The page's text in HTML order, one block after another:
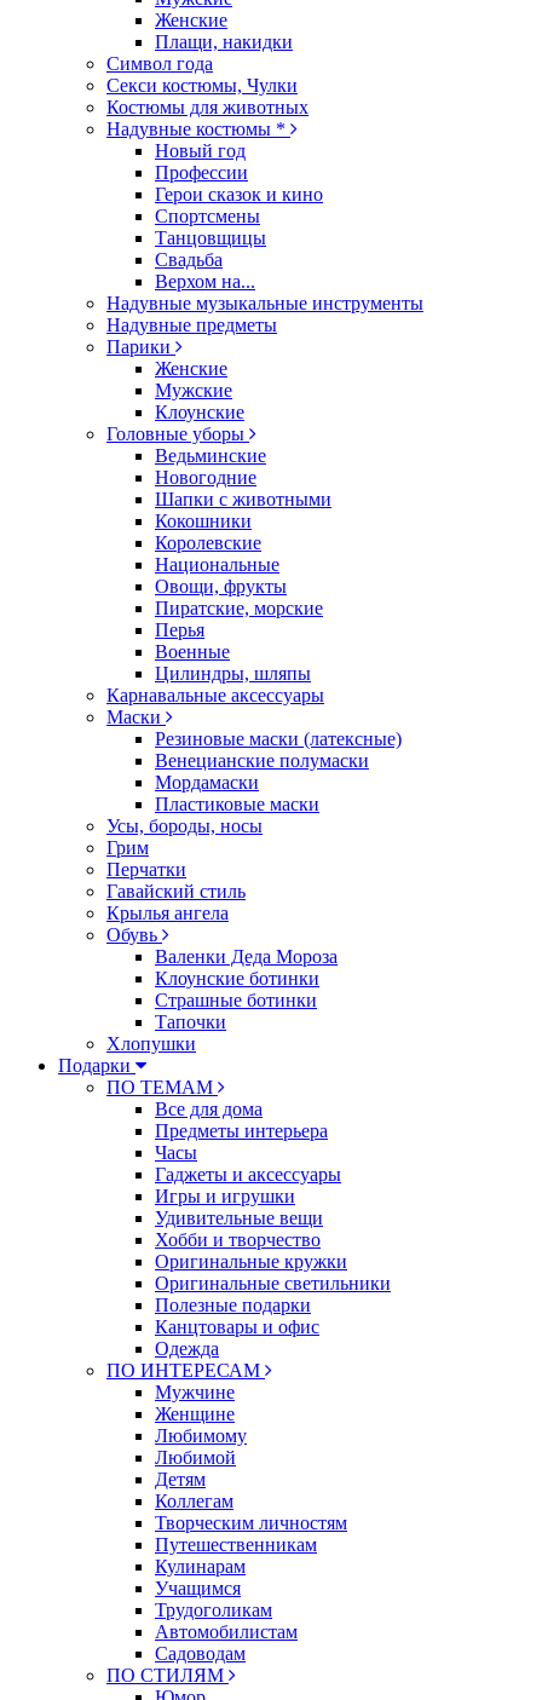
Женские
Плащи, накидки
Символ года
Секси костюмы, Чулки
Костюмы для животных
Надувные костюмы *
Новый год
Профессии
Герои сказок и кино
Спортсмены
Танцовщицы
Свадьба
Верхом на...
Надувные музыкальные инструменты
Надувные предметы
Парики
Женские
Мужские
Клоунские
Головные уборы
Ведьминские
Новогодние
Шапки с животными
Кокошники
Королевские
Национальные
Овощи, фрукты
Пиратские, морские
Перья
Военные
Цилиндры, шляпы
Карнавальные аксессуары
Маски
Резиновые маски (латексные)
Венецианские полумаски
Мордамаски
Пластиковые маски
Усы, бороды, носы
Грим
Перчатки
Гавайский стиль
Крылья ангела
Обувь
Валенки Деда Мороза
Клоунские ботинки
Страшные ботинки
Тапочки
Хлопушки
Подарки
ПО ТЕМАМ
Все для дома
Предметы интерьера
Часы
Гаджеты и аксессуары
Игры и игрушки
Удивительные вещи
Хобби и творчество
Оригинальные кружки
Оригинальные светильники
Полезные подарки
Канцтовары и офис
Одежда
ПО ИНТЕРЕСАМ
Мужчине
Женщине
Любимому
Любимой
Детям
Коллегам
Творческим личностям
Путешественникам
Кулинарам
Учащимся
Трудоголикам
Автомобилистам
Садоводам
ПО СТИЛЯМ